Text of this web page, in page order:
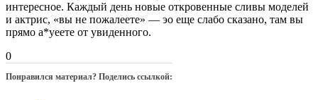
интересное. Каждый день новые откровенные сливы моделей
и актрис, «вы не пожалеете» — эо еще слабо сказано, там вы
прямо а*уеете от увиденного.
0
Понравился материал? Поделись ссылкой: